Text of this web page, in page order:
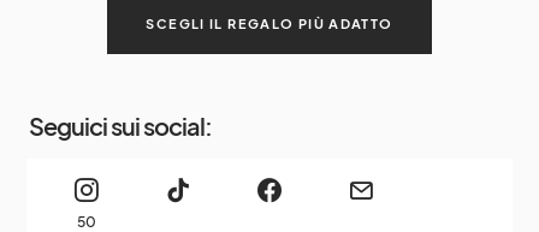
SCEGLI IL REGALO PIÙ ADATTO
Seguici sui social:
50